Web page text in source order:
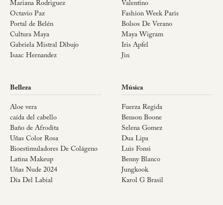
Mariana Rodriguez
Octavio Paz
Portal de Belén
Cultura Maya
Gabriela Mistral Dibujo
Isaac Hernandez
Valentino
Fashion Week Paris
Bolsos De Verano
Maya Wigram
Iris Apfel
Jin
Belleza
Aloe vera
caída del cabello
Baño de Afrodita
Uñas Color Rosa
Bioestimuladores De Colágeno
Latina Makeup
Uñas Nude 2024
Día Del Labial
Música
Fuerza Regida
Benson Boone
Selena Gomez
Dua Lipa
Luis Fonsi
Benny Blanco
Jungkook
Karol G Brasil